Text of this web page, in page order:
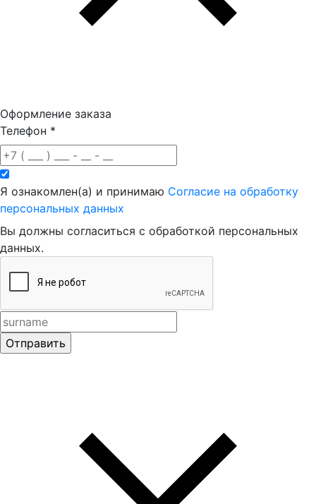
Оформление заказа
Телефон *
Я ознакомлен(а) и принимаю Согласие на обработку
персональных данных
Вы должны согласиться с обработкой персональных
данных.